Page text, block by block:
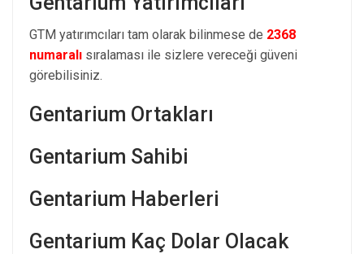
GTM yatırımcıları tam olarak bilinmese de 2368
numaralı sıralaması ile sizlere vereceği güveni
görebilisiniz.
Gentarium Ortakları
Gentarium Sahibi
Gentarium Haberleri
Gentarium Kaç Dolar Olacak